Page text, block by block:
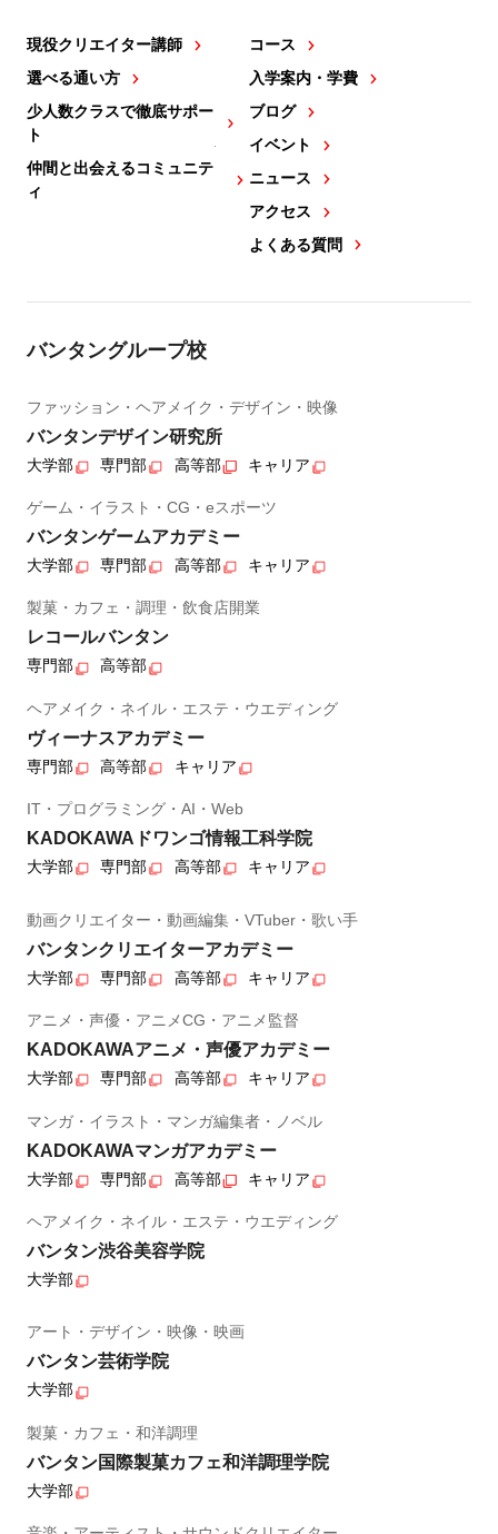
現役クリエイター講師
選べる通い方
少人数クラスで徹底サポー
ト
仲間と出会えるコミュニテ
ィ
コース
入学案内・学費
ブログ
イベント
ニュース
アクセス
よくある質問
バンタングループ校
ファッション・ヘアメイク・デザイン・映像
バンタンデザイン研究所
大学部 専門部 高等部 キャリア
ゲーム・イラスト・CG・eスポーツ
バンタンゲームアカデミー
大学部 専門部 高等部 キャリア
製菓・カフェ・調理・飲食店開業
レコールバンタン
専門部 高等部
ヘアメイク・ネイル・エステ・ウエディング
ヴィーナスアカデミー
専門部 高等部 キャリア
IT・プログラミング・AI・Web
KADOKAWAドワンゴ情報工科学院
大学部 専門部 高等部 キャリア
動画クリエイター・動画編集・VTuber・歌い手
バンタンクリエイターアカデミー
大学部 専門部 高等部 キャリア
アニメ・声優・アニメCG・アニメ監督
KADOKAWAアニメ・声優アカデミー
大学部 専門部 高等部 キャリア
マンガ・イラスト・マンガ編集者・ノベル
KADOKAWAマンガアカデミー
大学部 専門部 高等部 キャリア
ヘアメイク・ネイル・エステ・ウエディング
バンタン渋谷美容学院
大学部
アート・デザイン・映像・映画
バンタン芸術学院
大学部
製菓・カフェ・和洋調理
バンタン国際製菓カフェ和洋調理学院
大学部